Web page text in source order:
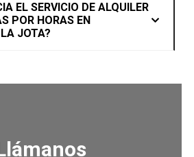
EL SERVICIO DE ALQUILER
POR HORAS EN
JOTA?